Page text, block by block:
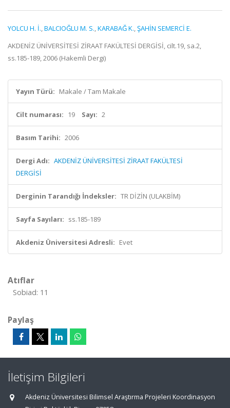
YOLCU H. İ.,BALCIOĞLU M. S.,KARABAĞ K.,ŞAHİN SEMERCİ E.
AKDENİZ ÜNİVERSİTESİ ZİRAAT FAKÜLTESİ DERGİSİ, cilt.19, sa.2,
ss.185-189, 2006 (Hakemli Dergi)
Yayın Türü: Makale / Tam Makale
Cilt numarası: 19 Sayı: 2
Basım Tarihi: 2006
Dergi Adı: AKDENİZ ÜNİVERSİTESİ ZİRAAT FAKÜLTESİ
DERGİSİ
Derginin Tarandığı İndeksler: TR DİZİN (ULAKBİM)
Sayfa Sayıları: ss.185-189
Akdeniz Üniversitesi Adresli: Evet
Atıflar
Sobiad: 11
Paylaş
İletişim Bilgileri
Akdeniz Üniversitesi Bilimsel Araştırma Projeleri Koordinasyon